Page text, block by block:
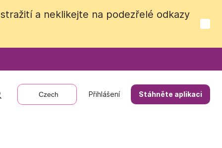
a neklikejte na podezřelé odkazy
Czech Přihlášení Stáhněte aplikaci
a neklikejte na podezřelé odkazy
Czech Přihlášení Stáhněte aplikaci